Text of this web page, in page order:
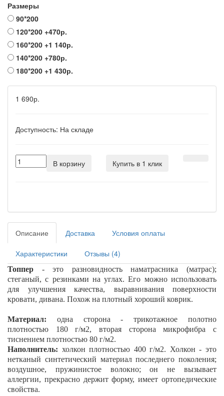
Размеры
90*200
120*200 +470р.
160*200 +1 140р.
140*200 +780р.
180*200 +1 430р.
1 690р.
Доступность: На складе
В корзину Купить в 1 клик
Описание Доставка Условия оплаты
Характеристики Отзывы (4)
Топпер - это разновидность наматрасника (матрас);
стеганый, с резинками на углах. Его можно использовать
для улучшения качества, выравнивания поверхности
кровати, дивана. Похож на плотный хороший коврик.
Материал:
одна сторона - трикотажное полотно
плотностью 180 г/м2, вторая сторона микрофибра с
тиснением плотностью 80 г/м2.
Наполнитель: холкон плотностью 400 г/м2. Холкон - это
нетканый синтетический материал последнего поколения;
воздушное, пружинистое волокно; он не вызывает
аллергии, прекрасно держит форму, имеет ортопедические
свойства.